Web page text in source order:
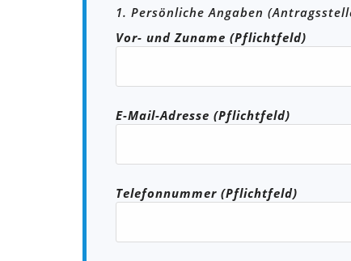
1. Persönliche Angaben
Vor- und Zuname (Pflichtfeld)
E-Mail-Adresse (Pflichtfeld)
Telefonnummer (Pflichtfeld)